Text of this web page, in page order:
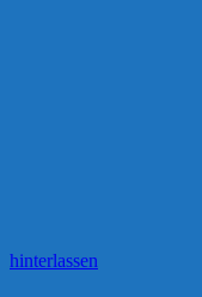
hinterlassen